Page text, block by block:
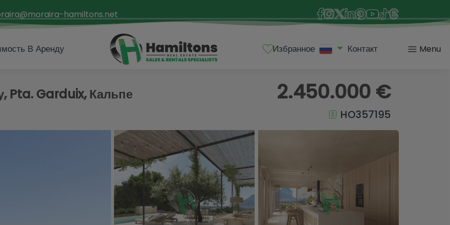
hamiltons.net
В Аренду Избранное Контакт Menu
Pta. Garduix, Кальпе 2.450.000 €
HO357195